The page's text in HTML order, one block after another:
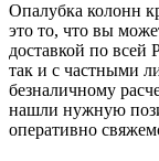
Опалубка колонн
это то, что вы
доставкой по
так и с частными
безналичному
нашли нужную
оперативно